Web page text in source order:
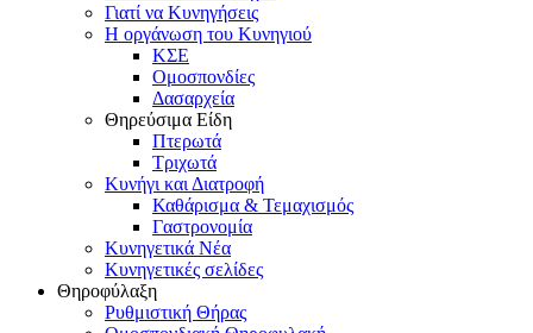
Γιατί να Κυνηγήσεις
Η οργάνωση του Κυνηγιού
ΚΣΕ
Ομοσπονδίες
Δασαρχεία
Θηρεύσιμα Είδη
Πτερωτά
Τριχωτά
Κυνήγι και Διατροφή
Καθάρισμα & Τεμαχισμός
Γαστρονομία
Κυνηγετικά Νέα
Κυνηγετικές σελίδες
Θηροφύλαξη
Ρυθμιστική Θήρας